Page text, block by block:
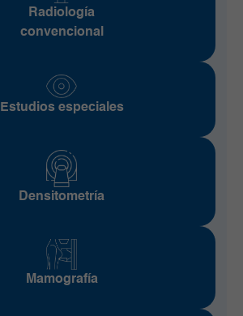
Radiología
convencional
Estudios especiales
Densitometría
Mamografía